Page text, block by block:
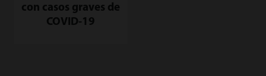
con casos graves de
COVID-19